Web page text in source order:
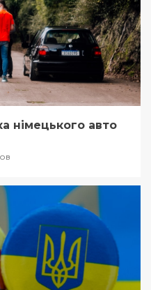
німецького авто